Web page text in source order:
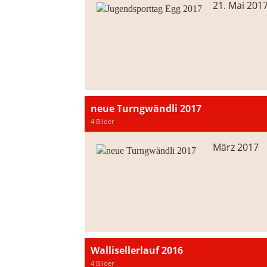
21. Mai
neue Turngwändli 2017
4 Bilder
März 2017
Wallisellerlauf 2016
4 Bilder